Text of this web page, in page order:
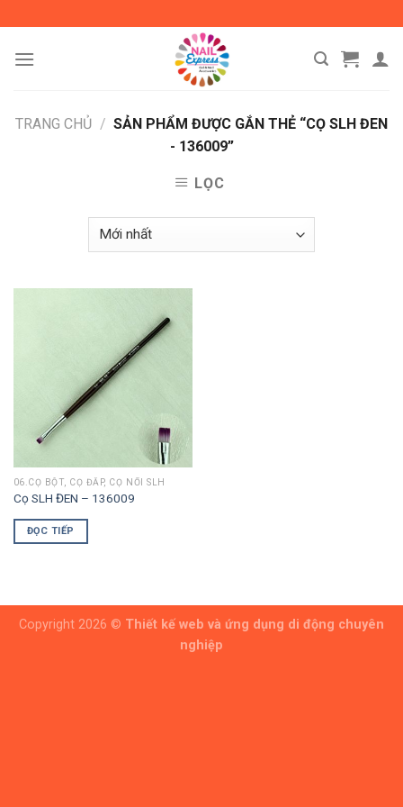
content
TRANG CHỦ / SẢN PHẨM ĐƯỢC GẮN THẺ “CỌ SLH ĐEN
- 136009”
LỌC
06.CỌ BỘT, CỌ ĐẮP, CỌ NỔI SLH
Cọ SLH ĐEN – 136009
ĐỌC TIẾP
Copyright 2026 © Thiết kế web và ứng dụng di động chuyên
nghiệp